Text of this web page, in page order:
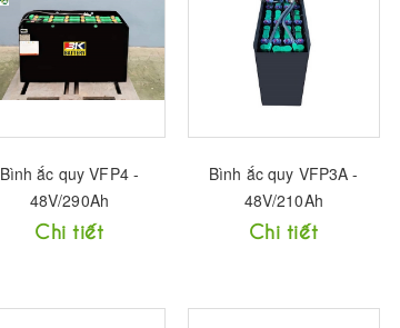
Bình ắc quy VFP4 -
48V/290Ah
Chi tiết
Bình ắc quy VFP3A -
48V/210Ah
Chi tiết